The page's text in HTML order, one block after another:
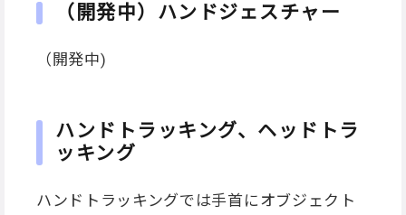
（開発中）ハンドジェスチャー
（開発中)
ハンドトラッキング、ヘッドトラ
ッキング
ハンドトラッキングでは手首にオブジェクト